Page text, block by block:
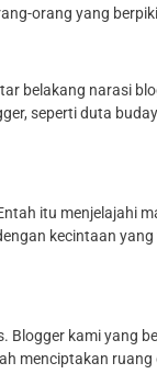
orang yang
belakang narasi
seperti duta
itu menjelajahi
kecintaan
kami yang
menciptakan